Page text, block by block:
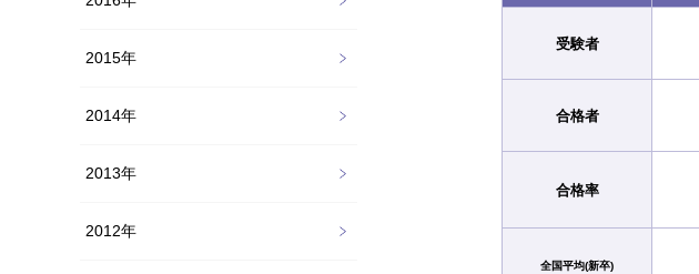
受験者
合格者
合格率
全国平均(新卒)
2015年
2014年
2013年
2012年